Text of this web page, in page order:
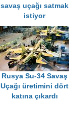
savaş uçağı satmak
istiyor
Rusya Su-34 Savaş
Uçağı üretimini dört
katına çıkardı